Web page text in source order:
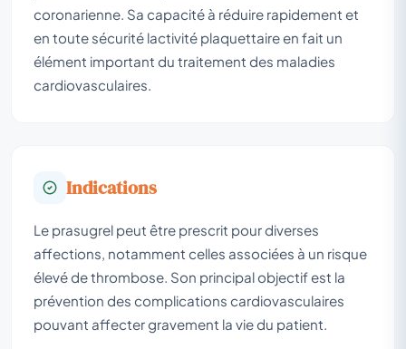
coronarienne. Sa capacité à réduire rapidement et
en toute sécurité lactivité plaquettaire en fait un
élément important du traitement des maladies
cardiovasculaires.
Indications
Le prasugrel peut être prescrit pour diverses
affections, notamment celles associées à un risque
élevé de thrombose. Son principal objectif est la
prévention des complications cardiovasculaires
pouvant affecter gravement la vie du patient.